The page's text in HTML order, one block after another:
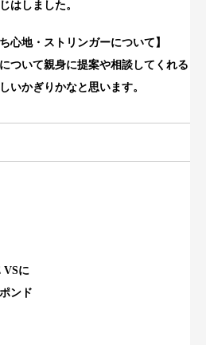
はしました。
心地・ストリンガーについて】
ついて親身に提案や相談してくれる
いかぎりかなと思います。
VSに
ンド